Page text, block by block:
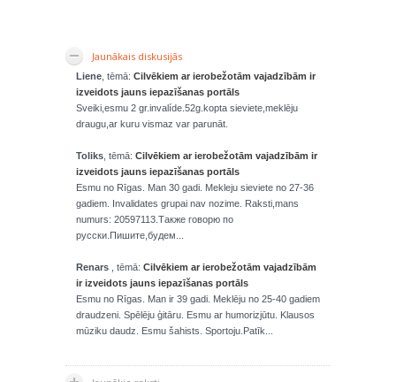
Jaunākais diskusijās
Liene , tēmā: Cilvēkiem ar ierobežotām vajadzībām ir
izveidots jauns iepazīšanas portāls
Sveiki,esmu 2 gr.invalíde.52g.kopta sieviete,meklēju
draugu,ar kuru vismaz var parunāt.
Toliks , tēmā: Cilvēkiem ar ierobežotām vajadzībām ir
izveidots jauns iepazīšanas portāls
Esmu no Rīgas. Man 30 gadi. Mekleju sieviete no 27-36
gadiem. Invalidates grupai nav nozime. Raksti,mans
numurs: 20597113.Также говорю по
русски.Пишите,будем...
Renars , tēmā: Cilvēkiem ar ierobežotām vajadzībām
ir izveidots jauns iepazīšanas portāls
Esmu no Rīgas. Man ir 39 gadi. Meklēju no 25-40 gadiem
draudzeni. Spēlēju ģitāru. Esmu ar humorizjūtu. Klausos
mūziku daudz. Esmu šahists. Sportoju.Patīk...